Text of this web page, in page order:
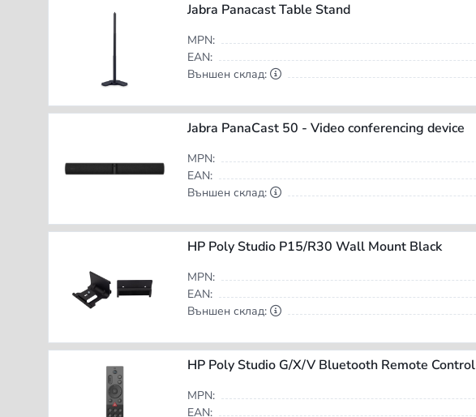
Jabra Panacast Table Stand
MPN:
EAN:
Външен склад:
Jabra PanaCast 50 - Video conferencing device
MPN:
EAN:
Външен склад:
HP Poly Studio P15/R30 Wall Mount Black
MPN:
EAN:
Външен склад:
HP Poly Studio G/X/V Bluetooth Remote Control
MPN:
EAN: